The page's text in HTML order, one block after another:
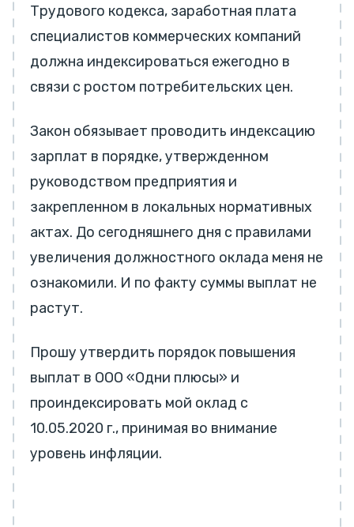
Трудового кодекса, заработная плата
специалистов коммерческих компаний
должна индексироваться ежегодно в
связи с ростом потребительских цен.
Закон обязывает проводить индексацию
зарплат в порядке, утвержденном
руководством предприятия и
закрепленном в локальных нормативных
актах. До сегодняшнего дня с правилами
увеличения должностного оклада меня не
ознакомили. И по факту суммы выплат не
растут.
Прошу утвердить порядок повышения
выплат в ООО «Одни плюсы» и
проиндексировать мой оклад с
10.05.2020 г., принимая во внимание
уровень инфляции.